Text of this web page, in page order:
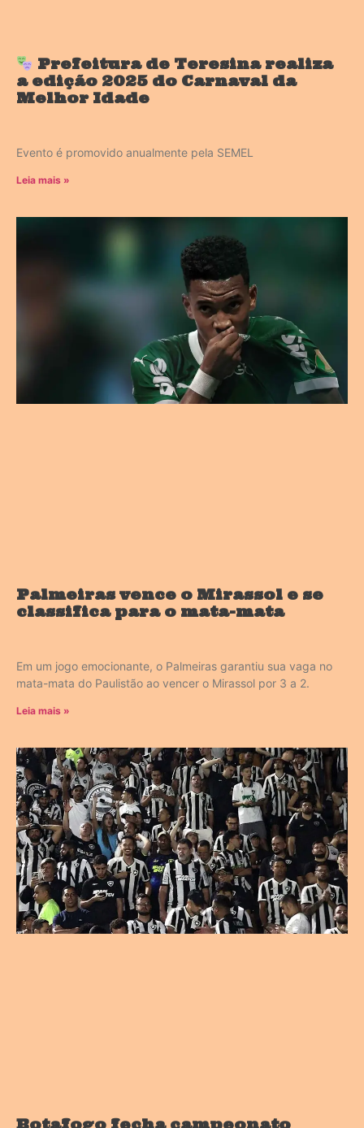
Prefeitura de Teresina realiza
a edição 2025 do Carnaval da
Melhor Idade
Evento é promovido anualmente pela SEMEL
Leia mais »
Palmeiras vence o Mirassol e se
classifica para o mata-mata
Em um jogo emocionante, o Palmeiras garantiu sua vaga no
mata-mata do Paulistão ao vencer o Mirassol por 3 a 2.
Leia mais »